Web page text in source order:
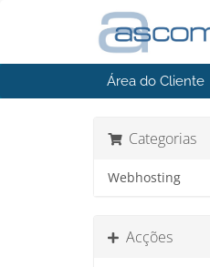
Área do Cliente
Categorias
Webhosting
Acções